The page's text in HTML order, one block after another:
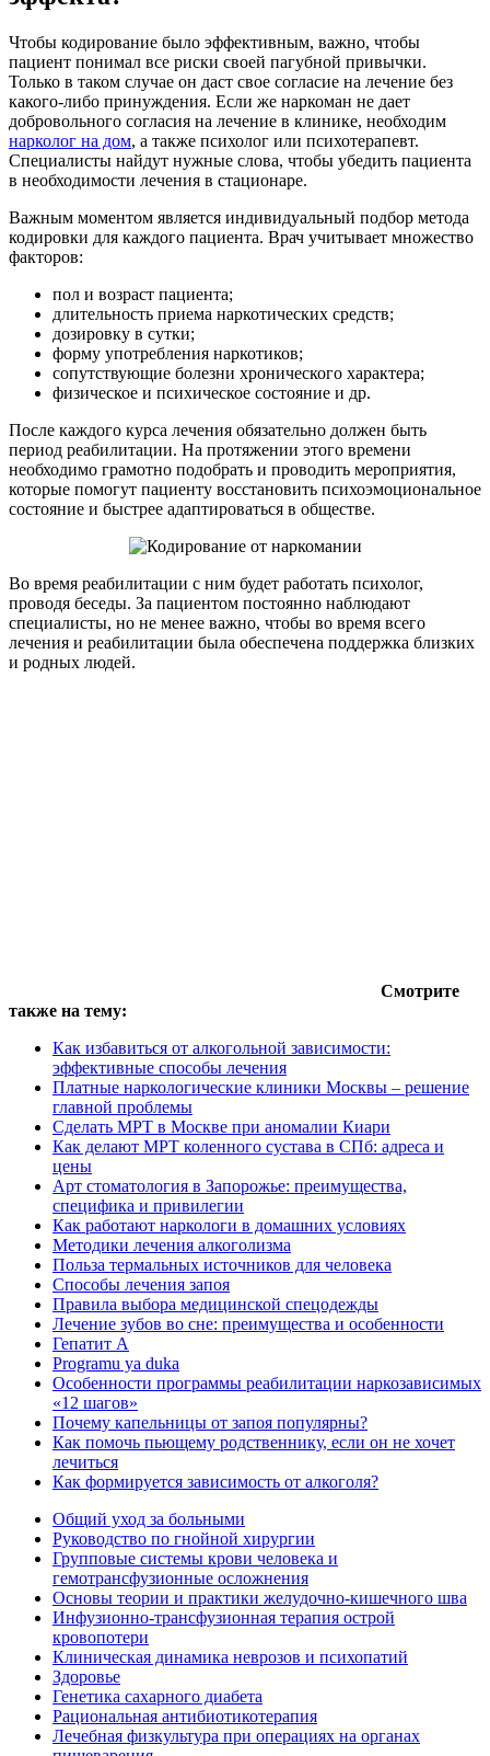
Чтобы кодирование было эффективным, важно, чтобы
пациент понимал все риски своей пагубной привычки.
Только в таком случае он даст свое согласие на лечение без
какого-либо принуждения. Если же наркоман не дает
добровольного согласия на лечение в клинике, необходим
нарколог на дом, а также психолог или психотерапевт.
Специалисты найдут нужные слова, чтобы убедить пациента
в необходимости лечения в стационаре.
Важным моментом является индивидуальный подбор метода
кодировки для каждого пациента. Врач учитывает множество
факторов:
пол и возраст пациента;
длительность приема наркотических средств;
дозировку в сутки;
форму употребления наркотиков;
сопутствующие болезни хронического характера;
физическое и психическое состояние и др.
После каждого курса лечения обязательно должен быть
период реабилитации. На протяжении этого времени
необходимо грамотно подобрать и проводить мероприятия,
которые помогут пациенту восстановить психоэмоциональное
состояние и быстрее адаптироваться в обществе.
Во время реабилитации с ним будет работать психолог,
проводя беседы. За пациентом постоянно наблюдают
специалисты, но не менее важно, чтобы во время всего
лечения и реабилитации была обеспечена поддержка близких
и родных людей.
Смотрите
также на тему:
Как избавиться от алкогольной зависимости:
эффективные способы лечения
Платные наркологические клиники Москвы – решение
главной проблемы
Сделать МРТ в Москве при аномалии Киари
Как делают МРТ коленного сустава в СПб: адреса и
цены
Арт стоматология в Запорожье: преимущества,
специфика и привилегии
Как работают наркологи в домашних условиях
Методики лечения алкоголизма
Польза термальных источников для человека
Способы лечения запоя
Правила выбора медицинской спецодежды
Лечение зубов во сне: преимущества и особенности
Гепатит А
Programu ya duka
Особенности программы реабилитации наркозависимых
«12 шагов»
Почему капельницы от запоя популярны?
Как помочь пьющему родственнику, если он не хочет
лечиться
Как формируется зависимость от алкоголя?
Общий уход за больными
Руководство по гнойной хирургии
Групповые системы крови человека и
гемотрансфузионные осложнения
Основы теории и практики желудочно-кишечного шва
Инфузионно-трансфузионная терапия острой
кровопотери
Клиническая динамика неврозов и психопатий
Здоровье
Генетика сахарного диабета
Рациональная антибиотикотерапия
Лечебная физкультура при операциях на органах